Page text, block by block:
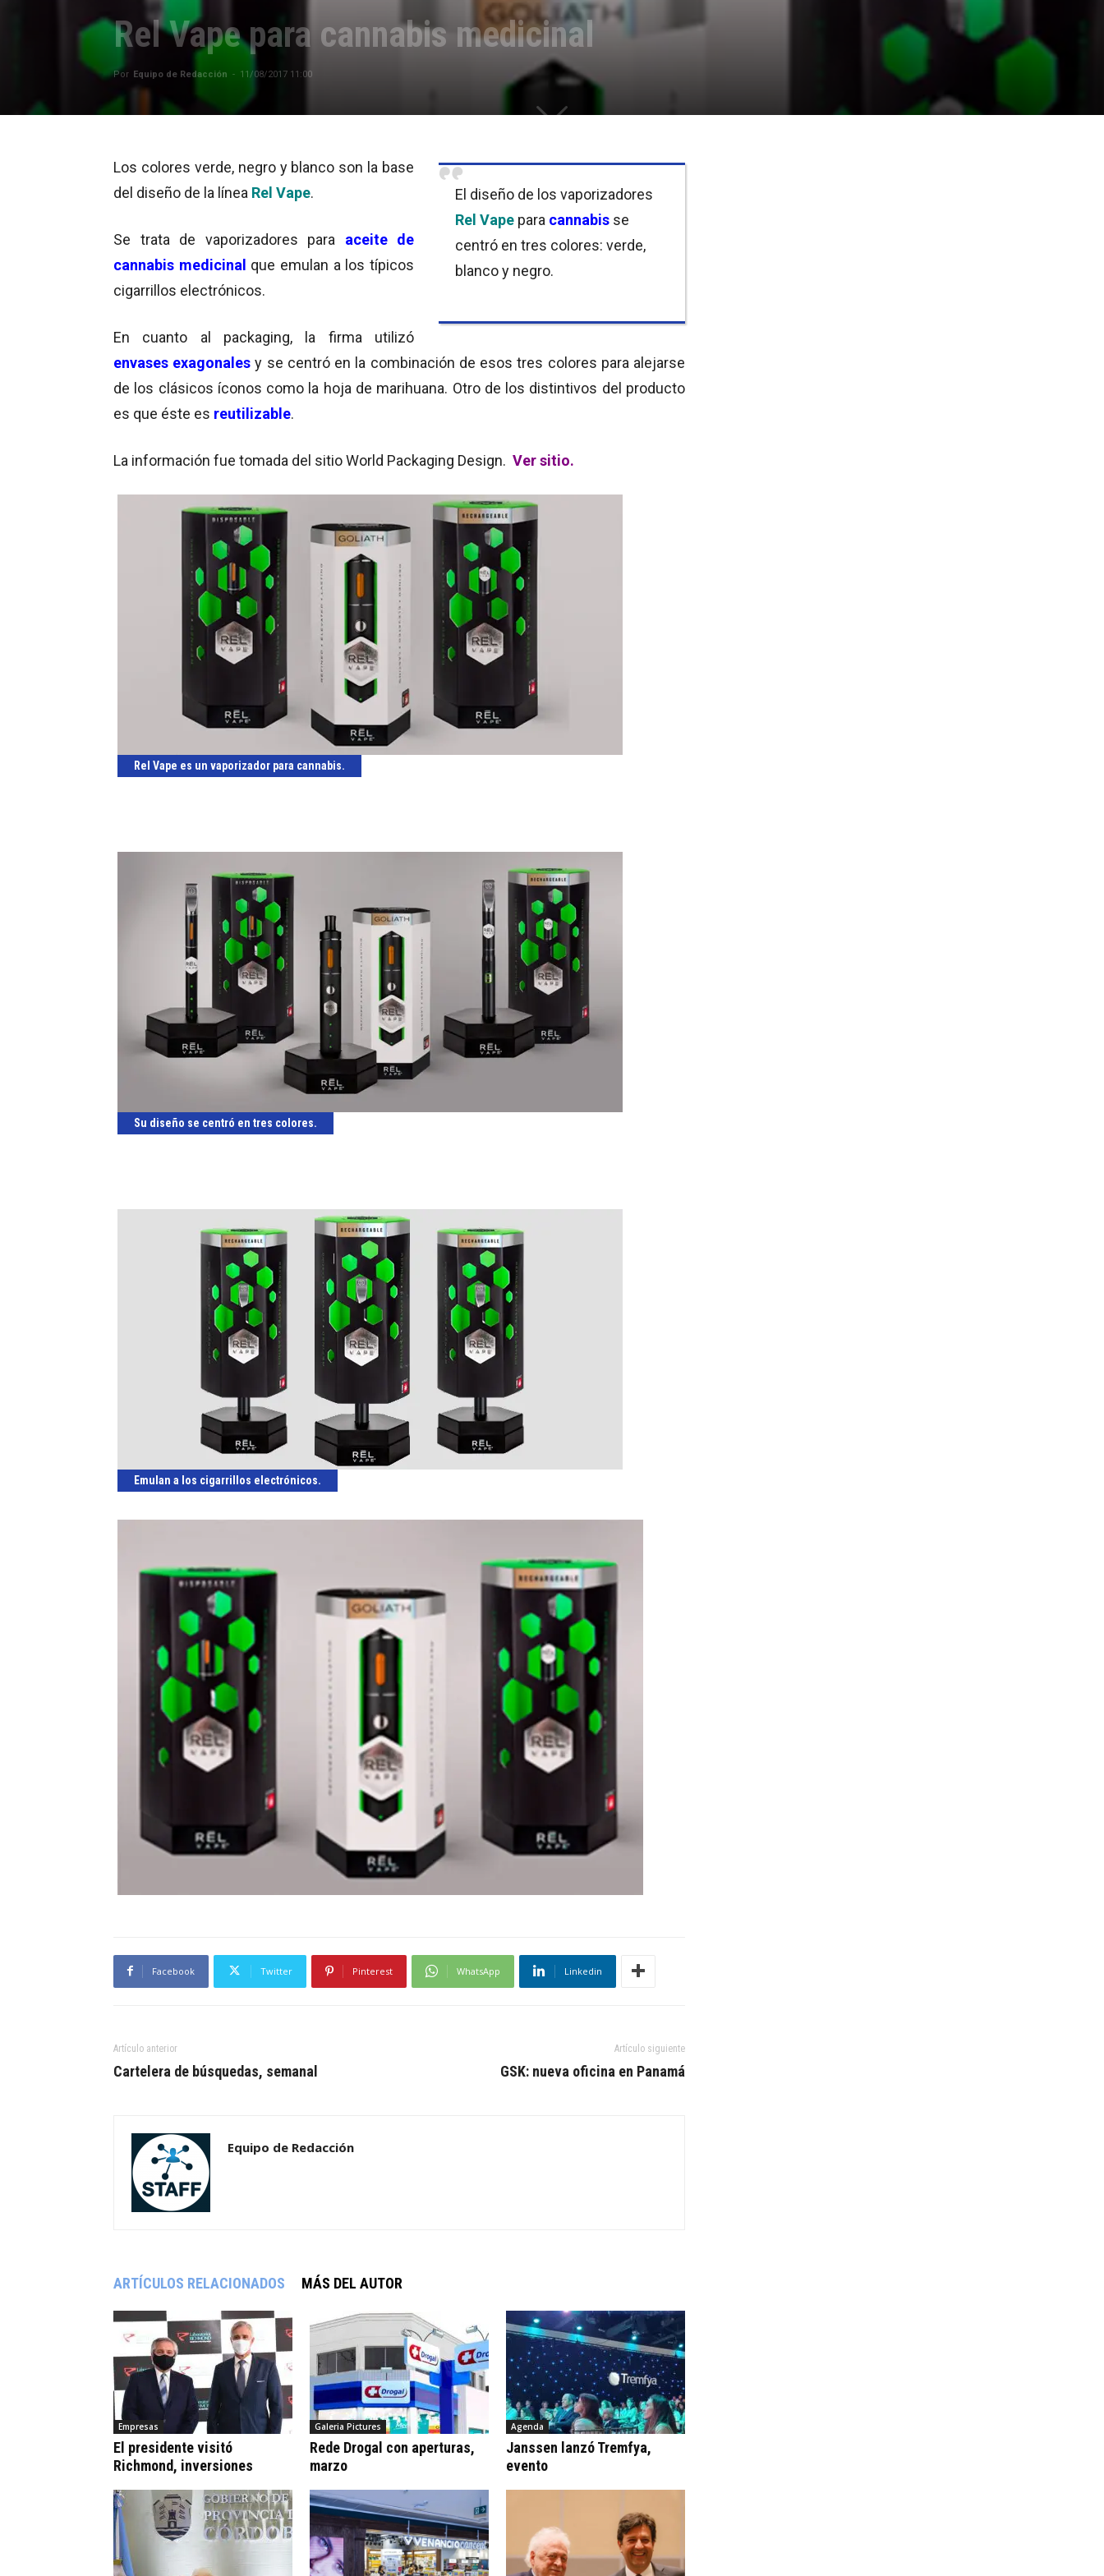
Rel Vape para cannabis medicinal
Por Equipo de Redacción - 11/08/2017 11:00
El diseño de los vaporizadores
Rel Vape para cannabis se
centró en tres colores: verde,
blanco y negro.
Los colores verde, negro y blanco son la base
del diseño de la línea Rel Vape.
Se trata de vaporizadores para aceite de
cannabis medicinal que emulan a los típicos
cigarrillos electrónicos.
En cuanto al packaging, la firma utilizó
envases exagonales y se centró en la combinación de esos tres colores para alejarse
de los clásicos íconos como la hoja de marihuana. Otro de los distintivos del producto
es que éste es reutilizable.
La información fue tomada del sitio World Packaging Design. Ver sitio.
Rel Vape es un vaporizador para cannabis.
Su diseño se centró en tres colores.
Emulan a los cigarrillos electrónicos.
Facebook Twitter Pinterest WhatsApp Linkedin
Artículo anterior
Cartelera de búsquedas, semanal
Artículo siguiente
GSK: nueva oficina en Panamá
Equipo de Redacción
ARTÍCULOS RELACIONADOS MÁS DEL AUTOR
Empresas
El presidente visitó
Richmond, inversiones
Galeria Pictures
Rede Drogal con aperturas,
marzo
Agenda
Janssen lanzó Tremfya,
evento